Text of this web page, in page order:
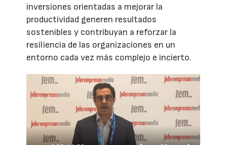
inversiones orientadas a mejorar la
productividad generen resultados
sostenibles y contribuyan a reforzar la
resiliencia de las organizaciones en un
entorno cada vez más complejo e incierto.